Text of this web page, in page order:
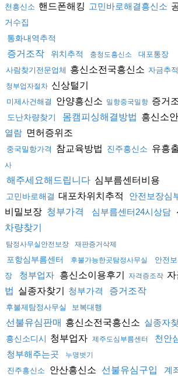
천흥신소 핸드폰해킹 고민바로해결흥신소
거수집
통화내역추적
증거조작 위치추적 충청도흥신소
대포통장
사람찾기전문업체 흥신소전국흥신소 자금추적
청부업자절차 신상털기
미제사건해결 안양흥신소 밀항중국밀항 증거
도난차량찾기 몸캠피싱해결방법 흥신소
열람 면허증위조
중국밀항가격 참교육방법 진주흥신소 유흥
사
해주세요해드립니다 심부름센터비용
고민바로해결 대포차위치추적 안전보장심
비밀보장 청부가격 심부름센터24시상담
차량찾기
탐정사무실안전보장 재판증거삭제
포항심부름센터 후불가능한곳탐정사무실 안전
장
청부업자 흥신소이용후기 자격증조작
법 실종자찾기 청부가격 증거조작
후불제탐정사무실 보복대행
선불유심판매 흥신소전국흥신소 실종자
흥신소디시 청부업자 제주도심부름센터
천안
청부해주는곳
누명벗기
진주흥신소 안산흥신소 선불유심구입 계